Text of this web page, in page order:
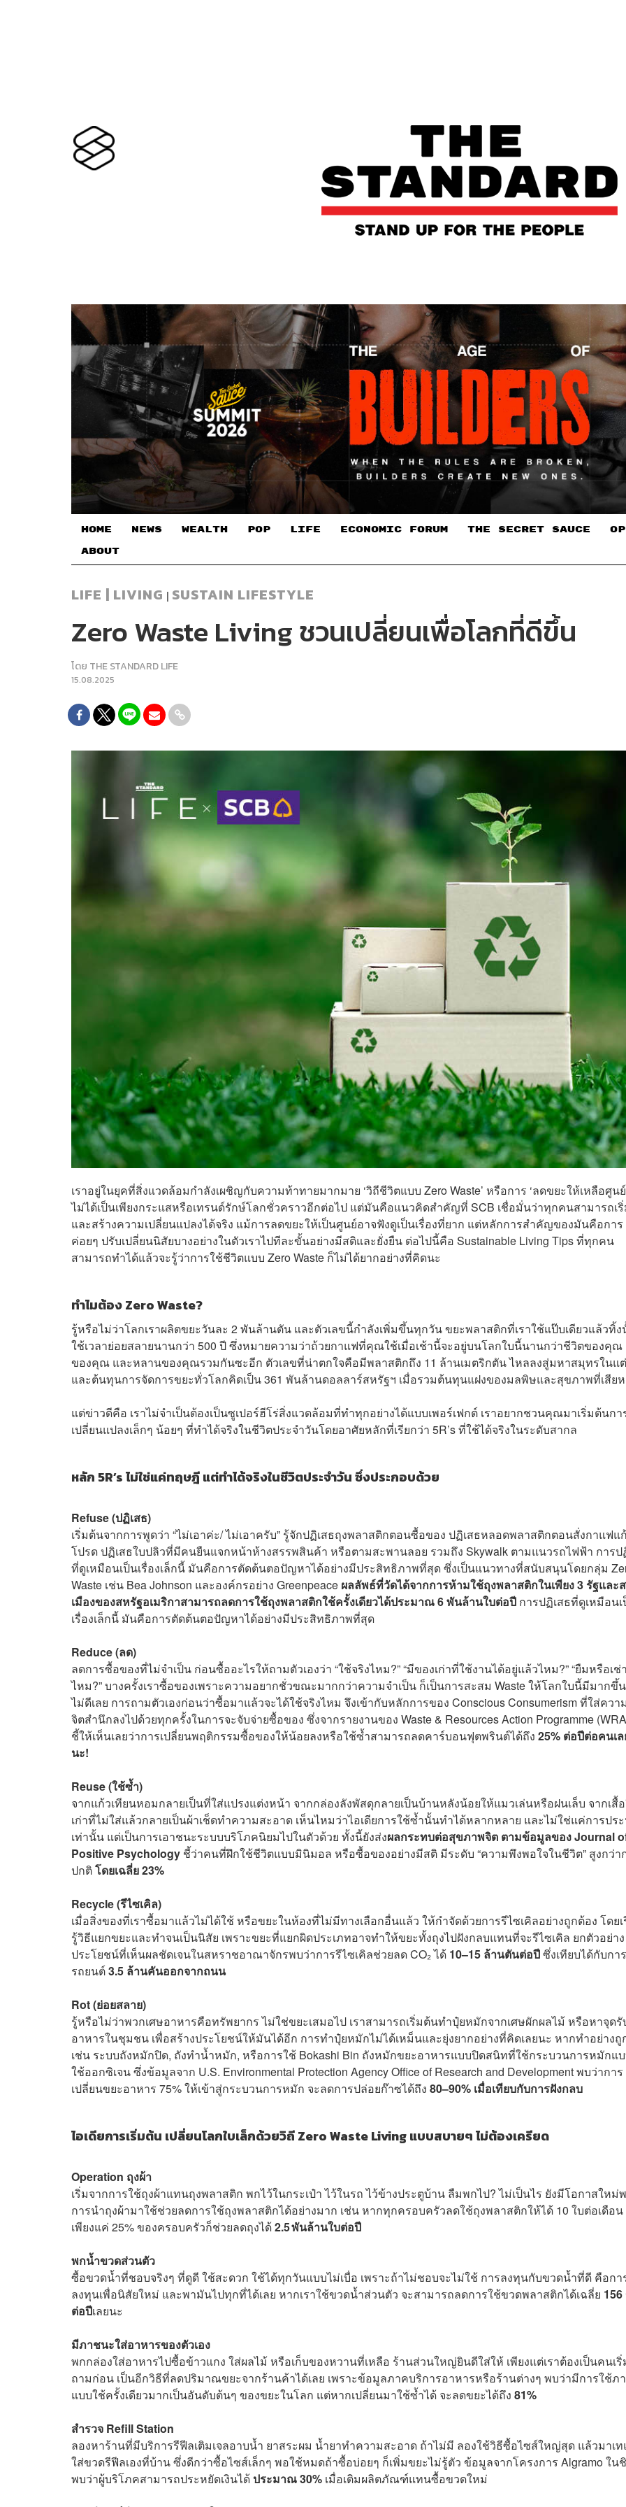
HOME NEWS WEALTH POP LIFE ECONOMIC FORUM THE SECRET SAUCE​
ABOUT
LIFE | LIVING | SUSTAIN LIFESTYLE
Zero Waste Living ชวนเปลี่ยนเพื่อโลกที่ดีขึ้น
โดย THE STANDARD LIFE
15.08.2025
เราอยู่ในยุคที่สิ่งแวดล้อมกำลังเผชิญกับความท้าทายมากมาย ‘วิถีชีวิตแบบ Zero Waste’ หรือการ ‘ลดขยะให้เหลือศูนย์
ไม่ได้เป็นเพียงกระแสหรือเทรนด์รักษ์โลกชั่วคราวอีกต่อไป แต่มันคือแนวคิดสำคัญที่ SCB เชื่อมั่นว่าทุกคนสามารถเ
และสร้างความเปลี่ยนแปลงได้จริง แม้การลดขยะให้เป็นศูนย์อาจฟังดูเป็นเรื่องที่ยาก แต่หลักการสำคัญของมันคือการ
ค่อยๆ ปรับเปลี่ยนนิสัยบางอย่างในตัวเราไปทีละขั้นอย่างมีสติและยั่งยืน ต่อไปนี้คือ Sustainable Living Tips ที่ทุกคน
สามารถทำได้แล้วจะรู้ว่าการใช้ชีวิตแบบ Zero Waste ก็ไม่ได้ยากอย่างที่คิดนะ
ทำไมต้อง Zero Waste?
รู้หรือไม่ว่าโลกเราผลิตขยะวันละ 2 พันล้านตัน และตัวเลขนี้กำลังเพิ่มขึ้นทุกวัน ขยะพลาสติกที่เราใช้แป๊บเดียวแล้วทิ้
ใช้เวลาย่อยสลายนานกว่า 500 ปี ซึ่งหมายความว่าถ้วยกาแฟที่คุณใช้เมื่อเช้านี้จะอยู่บนโลกใบนี้นานกว่าชีวิตของคุณ
ของคุณ และหลานของคุณรวมกันซะอีก ตัวเลขที่น่าตกใจคือมีพลาสติกถึง 11 ล้านเมตริกตัน ไหลลงสู่มหาสมุทรในแ
และต้นทุนการจัดการขยะทั่วโลกคิดเป็น 361 พันล้านดอลลาร์สหรัฐฯ เมื่อรวมต้นทุนแฝงของมลพิษและสุขภาพที่เสีย
แต่ข่าวดีคือ เราไม่จำเป็นต้องเป็นซูเปอร์ฮีโร่สิ่งแวดล้อมที่ทำทุกอย่างได้แบบเพอร์เฟกต์ เราอยากชวนคุณมาเริ่มต้นกา
เปลี่ยนแปลงเล็กๆ น้อยๆ ที่ทำได้จริงในชีวิตประจำวันโดยอาศัยหลักที่เรียกว่า 5R’s ที่ใช้ได้จริงในระดับสากล
หลัก 5R’s ไม่ใช่แค่ทฤษฎี แต่ทำได้จริงในชีวิตประจำวัน ซึ่งประกอบด้วย
Refuse (ปฏิเสธ)
เริ่มต้นจากการพูดว่า “ไม่เอาค่ะ/ ไม่เอาครับ” รู้จักปฏิเสธถุงพลาสติกตอนซื้อของ ปฏิเสธหลอดพลาสติกตอนสั่งกาแฟแ
โปรด ปฏิเสธใบปลิวที่มีคนยืนแจกหน้าห้างสรรพสินค้า หรือตามสะพานลอย รวมถึง Skywalk ตามแนวรถไฟฟ้า การป
ที่ดูเหมือนเป็นเรื่องเล็กนี้ มันคือการตัดต้นตอปัญหาได้อย่างมีประสิทธิภาพที่สุด ซึ่งเป็นแนวทางที่สนับสนุนโดยกลุ่ม
Waste เช่น Bea Johnson และองค์กรอย่าง Greenpeace ผลลัพธ์ที่วัดได้จากการห้ามใช้ถุงพลาสติกในเพียง 3 รัฐและ
เมืองของสหรัฐอเมริกาสามารถลดการใช้ถุงพลาสติกใช้ครั้งเดียวได้ประมาณ 6 พันล้านใบต่อปี การปฏิเสธที่ดูเหมือน
เรื่องเล็กนี้ มันคือการตัดต้นตอปัญหาได้อย่างมีประสิทธิภาพที่สุด
Reduce (ลด)
ลดการซื้อของที่ไม่จำเป็น ก่อนซื้ออะไรให้ถามตัวเองว่า “ใช้จริงไหม?” “มีของเก่าที่ใช้งานได้อยู่แล้วไหม?” “ยืมหรือเช่
ไหม?” บางครั้งเราซื้อของเพราะความอยากชั่วขณะมากกว่าความจำเป็น ก็เป็นการสะสม Waste ให้โลกใบนี้มีมากขึ้
ไม่ดีเลย การถามตัวเองก่อนว่าซื้อมาแล้วจะได้ใช้จริงไหม จึงเข้ากับหลักการของ Conscious Consumerism ที่ใส่ควา
จิตสำนึกลงไปด้วยทุกครั้งในการจะจับจ่ายซื้อของ ซึ่งจากรายงานของ Waste & Resources Action Programme
ชี้ให้เห็นเลยว่าการเปลี่ยนพฤติกรรมซื้อของให้น้อยลงหรือใช้ซ้ำสามารถลดคาร์บอนฟุตพรินต์ได้ถึง 25% ต่อปีต่อคนเ
นะ!
Reuse (ใช้ซ้ำ)
จากแก้วเทียนหอมกลายเป็นที่ใส่แปรงแต่งหน้า จากกล่องลังพัสดุกลายเป็นบ้านหลังน้อยให้แมวเล่นหรือฝนเล็บ จากเสื้
เก่าที่ไม่ใส่แล้วกลายเป็นผ้าเช็ดทำความสะอาด เห็นไหมว่าไอเดียการใช้ซ้ำนั้นทำได้หลากหลาย และไม่ใช่แค่การปร
เท่านั้น แต่เป็นการเอาชนะระบบบริโภคนิยมไปในตัวด้วย ทั้งนี้ยังส่งผลกระทบต่อสุขภาพจิต ตามข้อมูลของ Journal
Positive Psychology ชี้ว่าคนที่ฝึกใช้ชีวิตแบบมินิมอล หรือซื้อของอย่างมีสติ มีระดับ “ความพึงพอใจในชีวิต” สูงกว่า
ปกติโดยเฉลี่ย 23%
Recycle (รีไซเคิล)
เมื่อสิ่งของที่เราซื้อมาแล้วไม่ได้ใช้ หรือขยะในห้องที่ไม่มีทางเลือกอื่นแล้ว ให้กำจัดด้วยการรีไซเคิลอย่างถูกต้อง โดย
รู้วิธีแยกขยะและทำจนเป็นนิสัย เพราะขยะที่แยกผิดประเภทอาจทำให้ขยะทั้งถุงไปฝังกลบแทนที่จะรีไซเคิล ยกตัวอย่าง
ประโยชน์ที่เห็นผลชัดเจนในสหราชอาณาจักรพบว่าการรีไซเคิลช่วยลด CO₂ ได้ 10–15 ล้านตันต่อปีซึ่งเทียบได้กับกา
รถยนต์3.5 ล้านคันออกจากถนน
Rot (ย่อยสลาย)
รู้หรือไม่ว่าพวกเศษอาหารคือทรัพยากร ไม่ใช่ขยะเสมอไป เราสามารถเริ่มต้นทำปุ๋ยหมักจากเศษผักผลไม้ หรือหาจุดรั
อาหารในชุมชน เพื่อสร้างประโยชน์ให้มันได้อีก การทำปุ๋ยหมักไม่ได้เหม็นและยุ่งยากอย่างที่คิดเลยนะ หากทำอย่างถู
เช่น ระบบถังหมักปิด, ถังทำน้ำหมัก, หรือการใช้ Bokashi Bin ถังหมักขยะอาหารแบบปิดสนิทที่ใช้กระบวนการหมักแ
ใช้ออกซิเจน ซึ่งข้อมูลจาก U.S. Environmental Protection Agency Office of Research and Development พบว่าการ
เปลี่ยนขยะอาหาร 75% ให้เข้าสู่กระบวนการหมัก จะลดการปล่อยก๊าซได้ถึง 80–90% เมื่อเทียบกับการฝังกลบ
ไอเดียการเริ่มต้น เปลี่ยนโลกใบเล็กด้วยวิถี Zero Waste Living แบบสบายๆ ไม่ต้องเครียด
Operation ถุงผ้า
เริ่มจากการใช้ถุงผ้าแทนถุงพลาสติก พกไว้ในกระเป๋า ไว้ในรถ ไว้ข้างประตูบ้าน ลืมพกไป? ไม่เป็นไร ยังมีโอกาสใหม่
การนำถุงผ้ามาใช้ช่วยลดการใช้ถุงพลาสติกได้อย่างมาก เช่น หากทุกครอบครัวลดใช้ถุงพลาสติกให้ได้ 10 ใบต่อเดือน
เพียงแค่ 25% ของครอบครัวก็ช่วยลดถุงได้2.5 พันล้านใบต่อปี
พกน้ำขวดส่วนตัว
ซื้อขวดน้ำที่ชอบจริงๆ ที่ดูดี ใช้สะดวก ใช้ได้ทุกวันแบบไม่เบื่อ เพราะถ้าไม่ชอบจะไม่ใช้ การลงทุนกับขวดน้ำที่ดี คือกา
ลงทุนเพื่อนิสัยใหม่ และพามันไปทุกที่ได้เลย หากเราใช้ขวดน้ำส่วนตัว จะสามารถลดการใช้ขวดพลาสติกได้เฉลี่ย
ต่อปีเลยนะ
มีภาชนะใส่อาหารของตัวเอง
พกกล่องใส่อาหารไปซื้อข้าวแกง ใส่ผลไม้ หรือเก็บของหวานที่เหลือ ร้านส่วนใหญ่ยินดีใส่ให้ เพียงแต่เราต้องเป็นคนเ
ถามก่อน เป็นอีกวิธีที่ลดปริมาณขยะจากร้านค้าได้เลย เพราะข้อมูลภาคบริการอาหารหรือร้านต่างๆ พบว่ามีการใช้ภ
แบบใช้ครั้งเดียวมากเป็นอันดับต้นๆ ของขยะในโลก แต่หากเปลี่ยนมาใช้ซ้ำได้ จะลดขยะได้ถึง 81%
สำรวจ Refill Station
ลองหาร้านที่มีบริการรีฟีลเติมเจลอาบน้ำ ยาสระผม น้ำยาทำความสะอาด ถ้าไม่มี ลองใช้วิธีซื้อไซส์ใหญ่สุด แล้วมาเท
ใส่ขวดรีฟีลเองที่บ้าน ซึ่งดีกว่าซื้อไซส์เล็กๆ พอใช้หมดถ้าซื้อบ่อยๆ ก็เพิ่มขยะไม่รู้ตัว ข้อมูลจากโครงการ Algramo ใน
พบว่าผู้บริโภคสามารถประหยัดเงินได้ ประมาณ 30% เมื่อเติมผลิตภัณฑ์แทนซื้อขวดใหม่